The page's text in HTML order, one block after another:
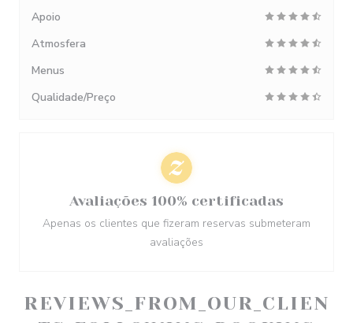
REVIEWS_FROM_OUR_CLIEN
Apoio
Atmosfera
Menus
Qualidade/Preço
Avaliações 100% certificadas
Apenas os clientes que fizeram reservas submeteram
avaliações